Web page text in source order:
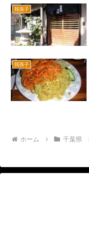
我孫子
我孫子
ホーム 千葉県